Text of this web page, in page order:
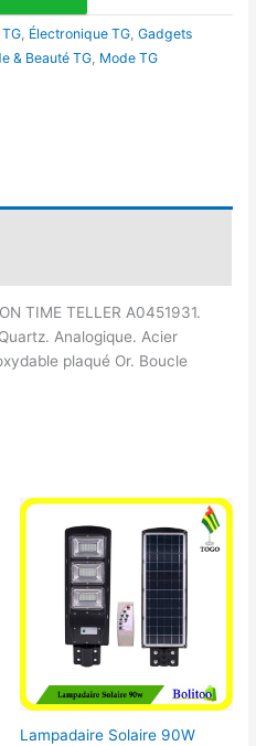
Électronique TG ,Gadgets
& Beauté TG Mode TG
TIME TELLER A0451931.
Analogique. Acier
plaqué Or. Boucle
Lampadaire Solaire 90W